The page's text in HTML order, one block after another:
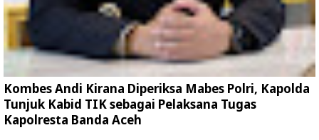
Kombes Andi Kirana Diperiksa Mabes Polri, Kapolda
Tunjuk Kabid TIK sebagai Pelaksana Tugas
Kapolresta Banda Aceh